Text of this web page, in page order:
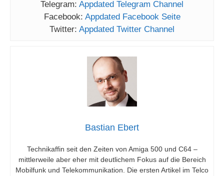
Telegram: Appdated Telegram Channel
Facebook: Appdated Facebook Seite
Twitter: Appdated Twitter Channel
Bastian Ebert
Technikaffin seit den Zeiten von Amiga 500 und C64 –
mittlerweile aber eher mit deutlichem Fokus auf die Bereich
Mobilfunk und Telekommunikation. Die ersten Artikel im Telco